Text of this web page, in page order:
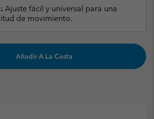
Ajuste fácil y universal para una
de movimiento.
Añadir A La Cesta